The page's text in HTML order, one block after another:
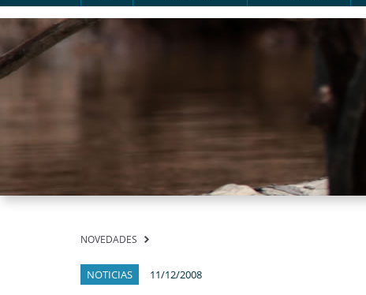
NOVEDADES
NOTICIAS 11/12/2008